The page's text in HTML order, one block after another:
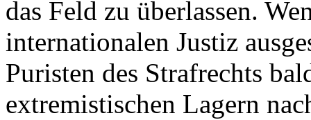
das Feld zu überlassen.
internationalen Justiz
Puristen des Strafrechts
extremistischen Lagern